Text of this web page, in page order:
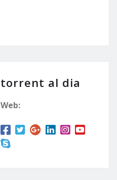
torrent al dia
Web: